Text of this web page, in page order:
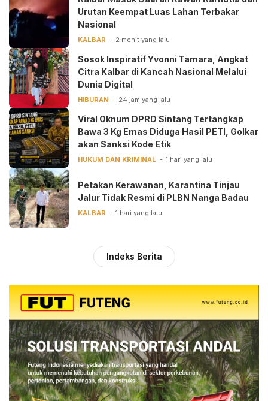
Urutan Keempat Luas Lahan Terbakar
Nasional
KALBAR 2 menit yang lalu
‎Sosok Inspiratif Yvonni Tamara, Angkat
Citra Kalbar di Kancah Nasional Melalui
Dunia Digital ‎
HIBURAN 24 jam yang lalu
Viral Oknum DPRD Sintang Tertangkap
Bawa 3 Kg Emas Diduga Hasil PETI, Golkar
akan Sanksi Kode Etik
HUKUM DAN KRIMINAL 1 hari yang lalu
Petakan Kerawanan, Karantina Tinjau
Jalur Tidak Resmi di PLBN Nanga Badau
KALBAR 1 hari yang lalu
Indeks Berita